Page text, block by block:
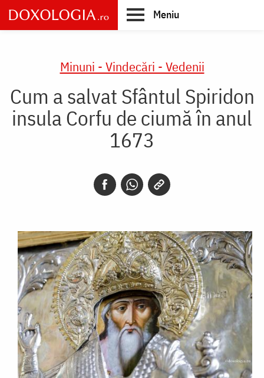
Skip
to
main
Meniu
Minuni - Vindecări - Vedenii
Cum a salvat Sfântul Spiridon
insula Corfu de ciumă în anul
1673